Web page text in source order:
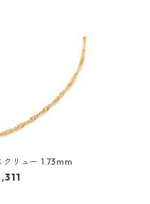
クリュー 1.73mm